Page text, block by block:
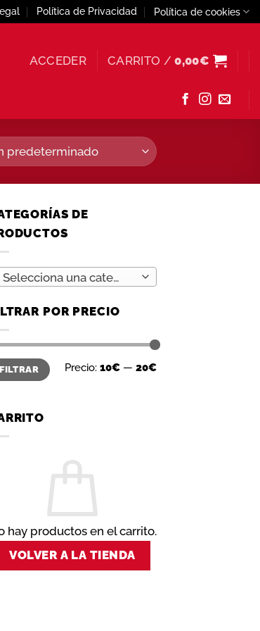
Política de Privacidad Política de cookies
ACCEDER CARRITO /0,00€
DE
Selecciona una categoría
POR PRECIO
FILTRAR Precio: 10€ — 20€
hay productos en el carrito.
VOLVER A LA TIENDA